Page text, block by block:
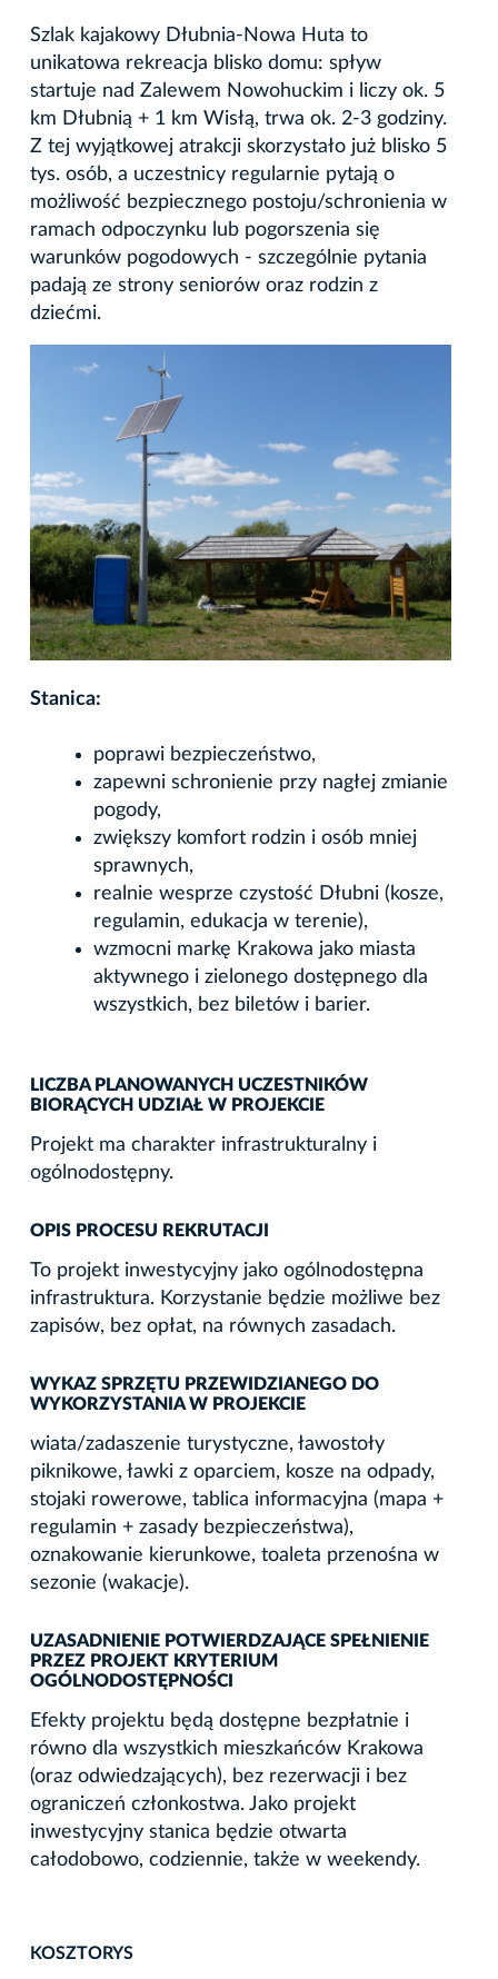
Szlak kajakowy Dłubnia-Nowa Huta to
unikatowa rekreacja blisko domu: spływ
startuje nad Zalewem Nowohuckim i liczy ok. 5
km Dłubnią + 1 km Wisłą, trwa ok. 2-3 godziny.
Z tej wyjątkowej atrakcji skorzystało już blisko 5
tys. osób, a uczestnicy regularnie pytają o
możliwość bezpiecznego postoju/schronienia w
ramach odpoczynku lub pogorszenia się
warunków pogodowych - szczególnie pytania
padają ze strony seniorów oraz rodzin z
dziećmi.
Stanica:
poprawi bezpieczeństwo,
zapewni schronienie przy nagłej zmianie
pogody,
zwiększy komfort rodzin i osób mniej
sprawnych,
realnie wesprze czystość Dłubni (kosze,
regulamin, edukacja w terenie),
wzmocni markę Krakowa jako miasta
aktywnego i zielonego dostępnego dla
wszystkich, bez biletów i barier.
LICZBA PLANOWANYCH UCZESTNIKÓW
BIORĄCYCH UDZIAŁ W PROJEKCIE
Projekt ma charakter infrastrukturalny i
ogólnodostępny.
OPIS PROCESU REKRUTACJI
To projekt inwestycyjny jako ogólnodostępna
infrastruktura. Korzystanie będzie możliwe bez
zapisów, bez opłat, na równych zasadach.
WYKAZ SPRZĘTU PRZEWIDZIANEGO DO
WYKORZYSTANIA W PROJEKCIE
wiata/zadaszenie turystyczne, ławostoły
piknikowe, ławki z oparciem, kosze na odpady,
stojaki rowerowe, tablica informacyjna (mapa +
regulamin + zasady bezpieczeństwa),
oznakowanie kierunkowe, toaleta przenośna w
sezonie (wakacje).
UZASADNIENIE POTWIERDZAJĄCE SPEŁNIENIE
PRZEZ PROJEKT KRYTERIUM
OGÓLNODOSTĘPNOŚCI
Efekty projektu będą dostępne bezpłatnie i
równo dla wszystkich mieszkańców Krakowa
(oraz odwiedzających), bez rezerwacji i bez
ograniczeń członkostwa. Jako projekt
inwestycyjny stanica będzie otwarta
całodobowo, codziennie, także w weekendy.
KOSZTORYS